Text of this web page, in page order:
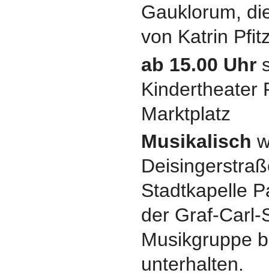
Gauklorum,
von Katrin
ab 15.00 Uhr
Kindertheater
Marktplatz
Musikalisch
Stadtkapelle
der Graf-Carl-
Musikgruppe
unterhalten.